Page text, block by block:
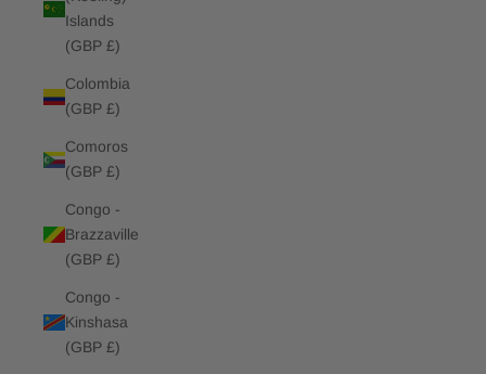
Islands
(GBP £)
Colombia
(GBP £)
Comoros
(GBP £)
Congo -
Brazzaville
(GBP £)
Congo -
Kinshasa
(GBP £)